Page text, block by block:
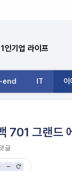
1인기업 라이프
end IT 이
701 그랜드
글